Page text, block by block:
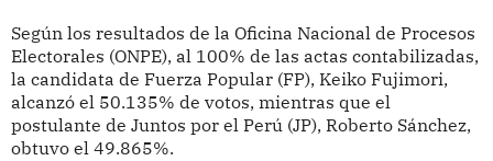
Según los resultados de la Oficina Nacional de Procesos
Electorales (ONPE), al 100% de las actas contabilizadas,
la candidata de Fuerza Popular (FP), Keiko Fujimori,
alcanzó el 50.135% de votos, mientras que el
postulante de Juntos por el Perú (JP), Roberto Sánchez,
obtuvo el 49.865%.